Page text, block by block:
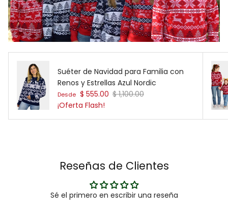
Suéter de Navidad para Familia con
Renos y Estrellas Azul Nordic
Precio de venta
Desde $ 555.00 Precio normal
$ 1,100.00
¡Oferta Flash!
Reseñas de Clientes
Sé el primero en escribir una reseña